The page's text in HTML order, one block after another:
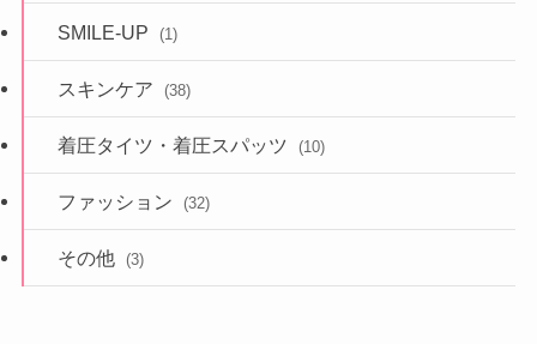
SMILE-UP (1)
スキンケア (38)
着圧タイツ・着圧スパッツ (10)
ファッション (32)
その他 (3)